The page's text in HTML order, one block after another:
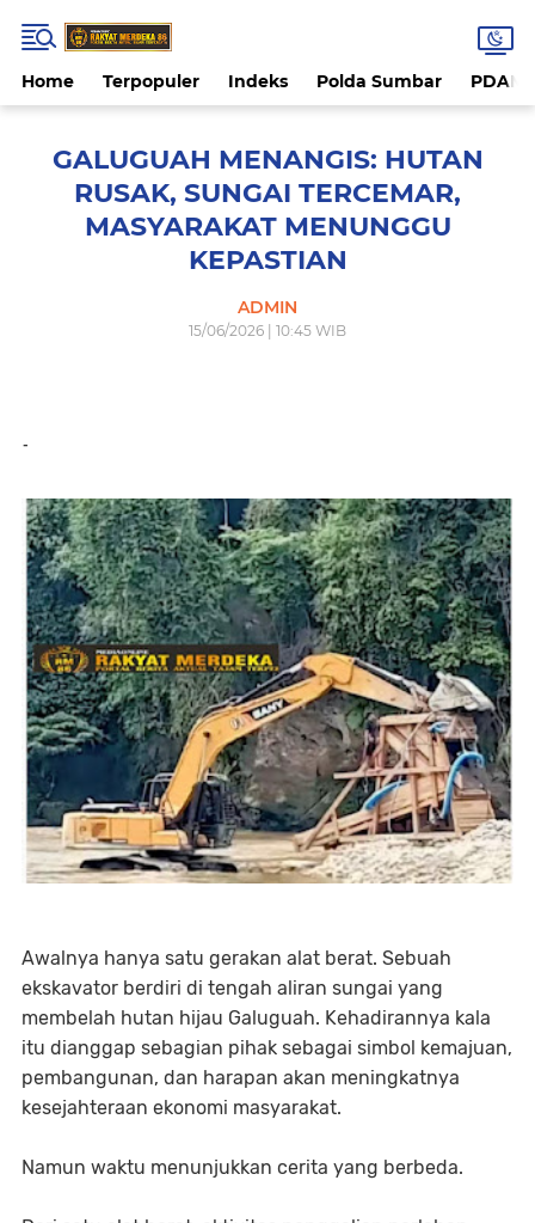
Home Terpopuler Indeks Polda Sumbar PDAM
GALUGUAH MENANGIS: HUTAN
RUSAK, SUNGAI TERCEMAR,
MASYARAKAT MENUNGGU
KEPASTIAN
ADMIN
15/06/2026 | 10:45 WIB
-
Awalnya hanya satu gerakan alat berat. Sebuah
ekskavator berdiri di tengah aliran sungai yang
membelah hutan hijau Galuguah. Kehadirannya kala
itu dianggap sebagian pihak sebagai simbol kemajuan,
pembangunan, dan harapan akan meningkatnya
kesejahteraan ekonomi masyarakat.
Namun waktu menunjukkan cerita yang berbeda.